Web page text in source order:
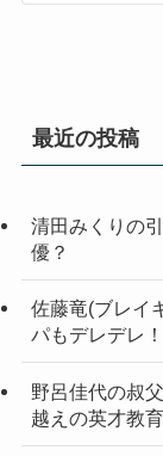
最近の投稿
清田みくりの
優？
佐藤竜(ブレイ
パもデレデレ！
野呂佳代の叔
越えの英才教育